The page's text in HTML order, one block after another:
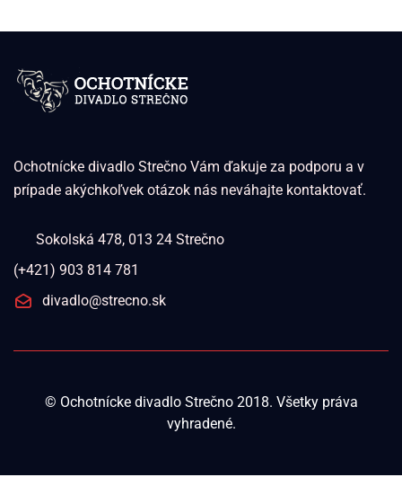
Ochotnícke divadlo Strečno Vám ďakuje za podporu a v
prípade akýchkoľvek otázok nás neváhajte kontaktovať.
Sokolská 478, 013 24 Strečno
(+421) 903 814 781
divadlo@strecno.sk
© Ochotnícke divadlo Strečno2018. Všetky práva
vyhradené.